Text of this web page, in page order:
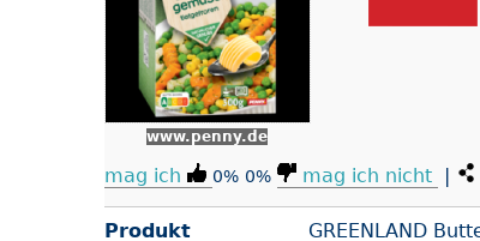
www.penny.de
mag ich 0% 0% mag ich nicht
Produkt GREENLAND